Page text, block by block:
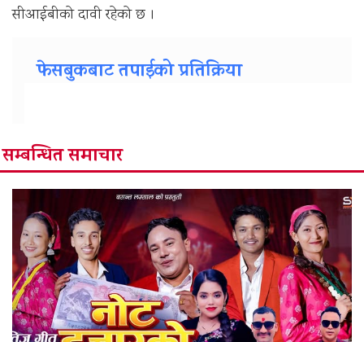
सीआईबीको दावी रहेको छ ।
फेसबुकबाट तपाईको प्रतिक्रिया
सम्बन्धित समाचार